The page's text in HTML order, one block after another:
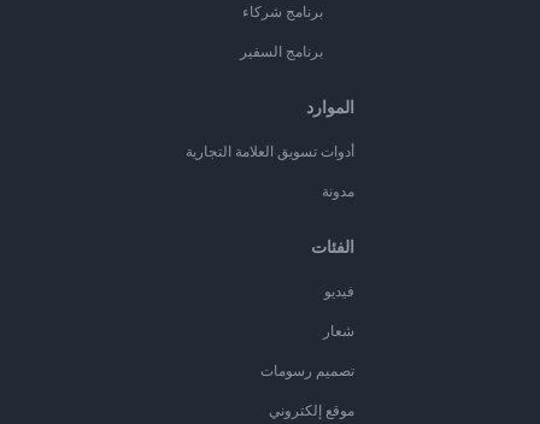
برنامج شركاء
برنامج السفير
الموارد
أدوات تسويق العلامة التجارية
مدونة
الفئات
فيديو
شعار
تصميم رسومات
موقع إلكتروني